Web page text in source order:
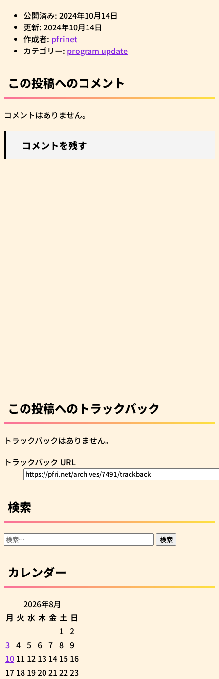
公開済み: 2024年10月14日
更新: 2024年10月14日
作成者: pfrinet
カテゴリー: program update
この投稿へのコメント
コメントはありません。
コメントを残す
この投稿へのトラックバック
トラックバックはありません。
トラックバック URL
検索
検
カレンダー
2026年8月
月 火 水 木 金 土 日
1 2
3 4 5 6 7 8 9
10 11 12 13 14 15 16
17 18 1920212223